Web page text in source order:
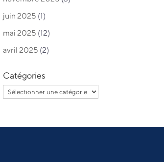
juin 2025 (1)
mai 2025 (12)
avril 2025 (2)
Catégories
Catégories